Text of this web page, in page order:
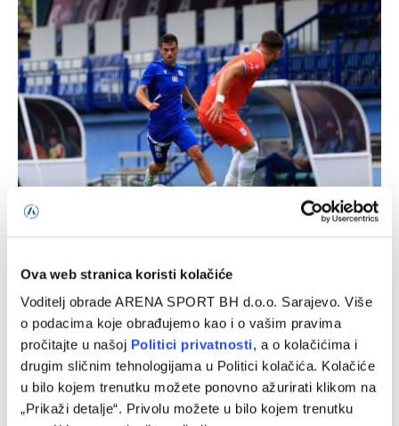
Ova web stranica koristi kolačiće
Voditelj obrade ARENA SPORT BH d.o.o. Sarajevo. Više
o podacima koje obrađujemo kao i o vašim pravima
pročitajte u našoj Politici privatnosti, a o kolačićima i
drugim sličnim tehnologijama u Politici kolačića. Kolačiće
u bilo kojem trenutku možete ponovno ažurirati klikom na
„Prikaži detalje“. Privolu možete u bilo kojem trenutku
Željezničar i BSK večeras na Grbavici otvaraju novu sezonu
WWin lige BiH